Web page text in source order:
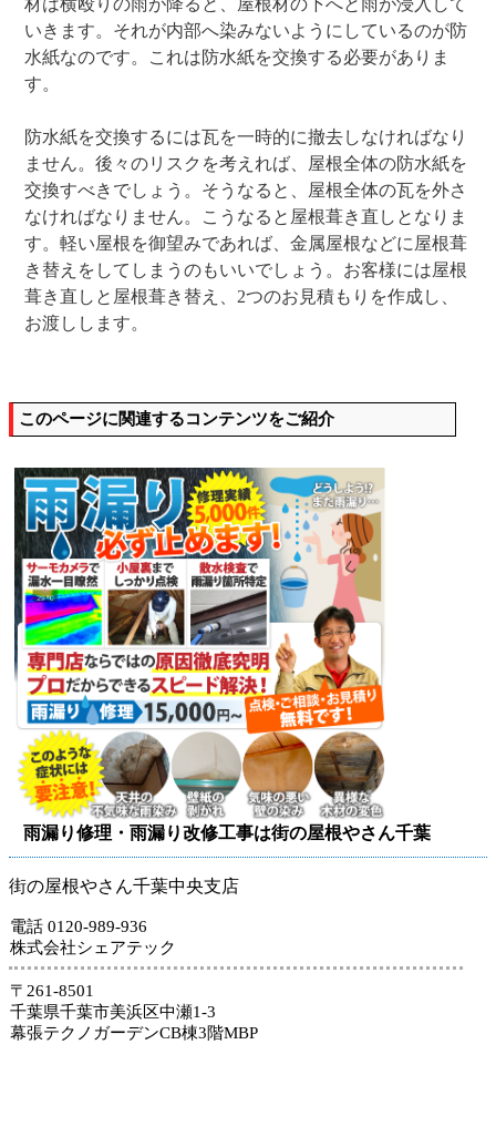
いきます。それが内部へ染みないようにしているのが防
水紙なのです。これは防水紙を交換する必要がありま
す。
防水紙を交換するには瓦を一時的に撤去しなければなり
ません。後々のリスクを考えれば、屋根全体の防水紙を
交換すべきでしょう。そうなると、屋根全体の瓦を外さ
なければなりません。こうなると屋根葺き直しとなりま
す。軽い屋根を御望みであれば、金属屋根などに屋根葺
き替えをしてしまうのもいいでしょう。お客様には屋根
葺き直しと屋根葺き替え、2つのお見積もりを作成し、
お渡しします。
このページに関連するコンテンツをご紹介
雨漏り修理・雨漏り改修工事は街の屋根やさん千葉
街の屋根やさん千葉中央支店
電話 0120-989-936
株式会社シェアテック
〒261-8501
千葉県千葉市美浜区中瀬1-3
幕張テクノガーデンCB棟3階MBP